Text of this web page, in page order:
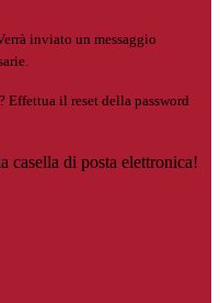
inviato un messaggio
Effettua il reset della password
casella di posta elettronica!